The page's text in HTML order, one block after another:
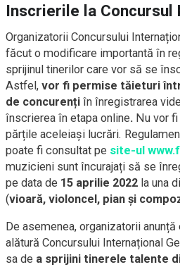
Inscrierile la Concursul
Organizatorii Concursului
făcut o modificare importantă în
sprijinul tinerilor care vor să se
Astfel, vor fi permise tăieturi
de concurenți în înregistrarea
înscrierea în etapa online. Nu vor
părțile aceleiași lucrări.
poate fi consultat pe site-ul
muzicieni sunt încurajați să se
pe data de 15 aprilie 2022 la una
(vioară, violoncel, pian și
De asemenea, organizatorii
alătură Concursului Internațional
sa de a sprijini tinerele talente